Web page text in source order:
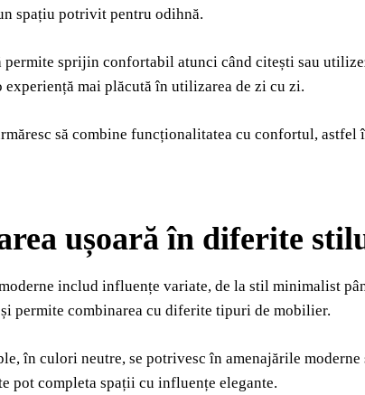
spațiu potrivit pentru odihnă.
permite sprijin confortabil atunci când citești sau
mai plăcută în utilizarea de zi cu zi.
să combine funcționalitatea cu confortul,
ușoară în diferite
includ influențe variate, de la stil minimalist
permite combinarea cu diferite tipuri de mobilier.
în culori neutre, se potrivesc în amenajările
pot completa spații cu influențe elegante.